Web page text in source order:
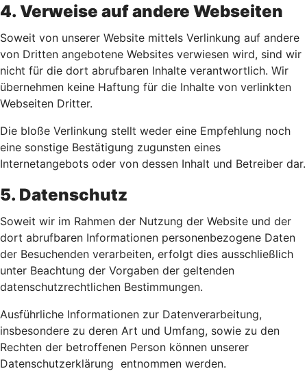
4. Verweise auf andere Webseiten
Soweit von unserer Website mittels Verlinkung auf andere
von Dritten angebotene Websites verwiesen wird, sind wir
nicht für die dort abrufbaren Inhalte verantwortlich. Wir
übernehmen keine Haftung für die Inhalte von verlinkten
Webseiten Dritter.
Die bloße Verlinkung stellt weder eine Empfehlung noch
eine sonstige Bestätigung zugunsten eines
Internetangebots oder von dessen Inhalt und Betreiber dar.
5. Datenschutz
Soweit wir im Rahmen der Nutzung der Website und der
dort abrufbaren Informationen personenbezogene Daten
der Besuchenden verarbeiten, erfolgt dies ausschließlich
unter Beachtung der Vorgaben der geltenden
datenschutzrechtlichen Bestimmungen.
Ausführliche Informationen zur Datenverarbeitung,
insbesondere zu deren Art und Umfang, sowie zu den
Rechten der betroffenen Person können unserer
Datenschutzerklärung entnommen werden.